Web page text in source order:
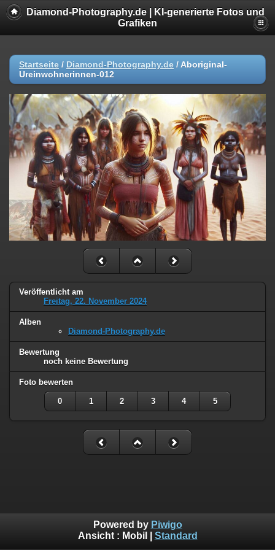
Diamond-Photography.de | KI-generierte Fotos und
Grafiken
Startseite / Diamond-Photography.de / Aboriginal-
Ureinwohnerinnen-012
Veröffentlicht am
Freitag, 22. November 2024
Alben
Diamond-Photography.de
Bewertung
noch keine Bewertung
Foto bewerten
0 1 2 3 4 5
Powered by Piwigo
Ansicht : Mobil Standard